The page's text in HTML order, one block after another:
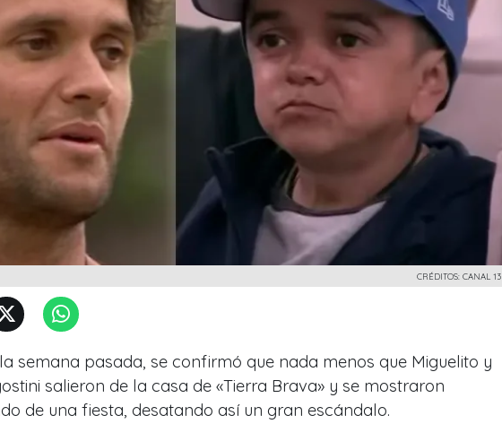
CRÉDITOS: CANAL 13
semana pasada, se confirmó que nada menos que Miguelito y
salieron de la casa de «Tierra Brava» y se mostraron
de una fiesta, desatando así un gran escándalo.